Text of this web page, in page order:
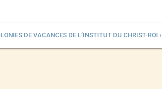
DE VACANCES DE L’INSTITUT DU CHRIST-ROI ›